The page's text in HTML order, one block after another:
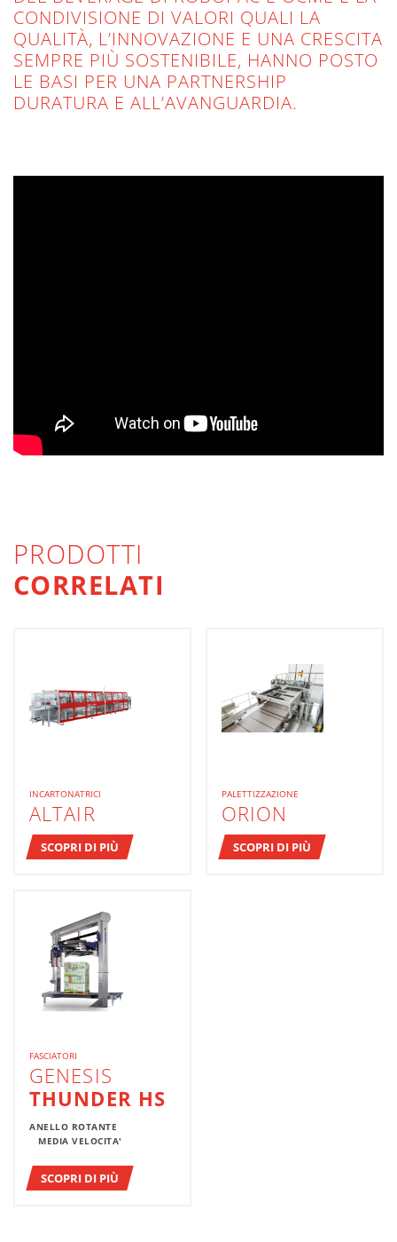
CONDIVISIONE DI VALORI QUALI LA
QUALITÀ, L’INNOVAZIONE E UNA CRESCITA
SEMPRE PIÙ SOSTENIBILE, HANNO POSTO
LE BASI PER UNA PARTNERSHIP
DURATURA E ALL’AVANGUARDIA.
PRODOTTI
CORRELATI
INCARTONATRICI
ALTAIR
SCOPRI DI PIÙ
PALETTIZZAZIONE
ORION
SCOPRI DI PIÙ
FASCIATORI
GENESIS
THUNDER HS
ANELLO ROTANTE
MEDIA VELOCITA'
SCOPRI DI PIÙ